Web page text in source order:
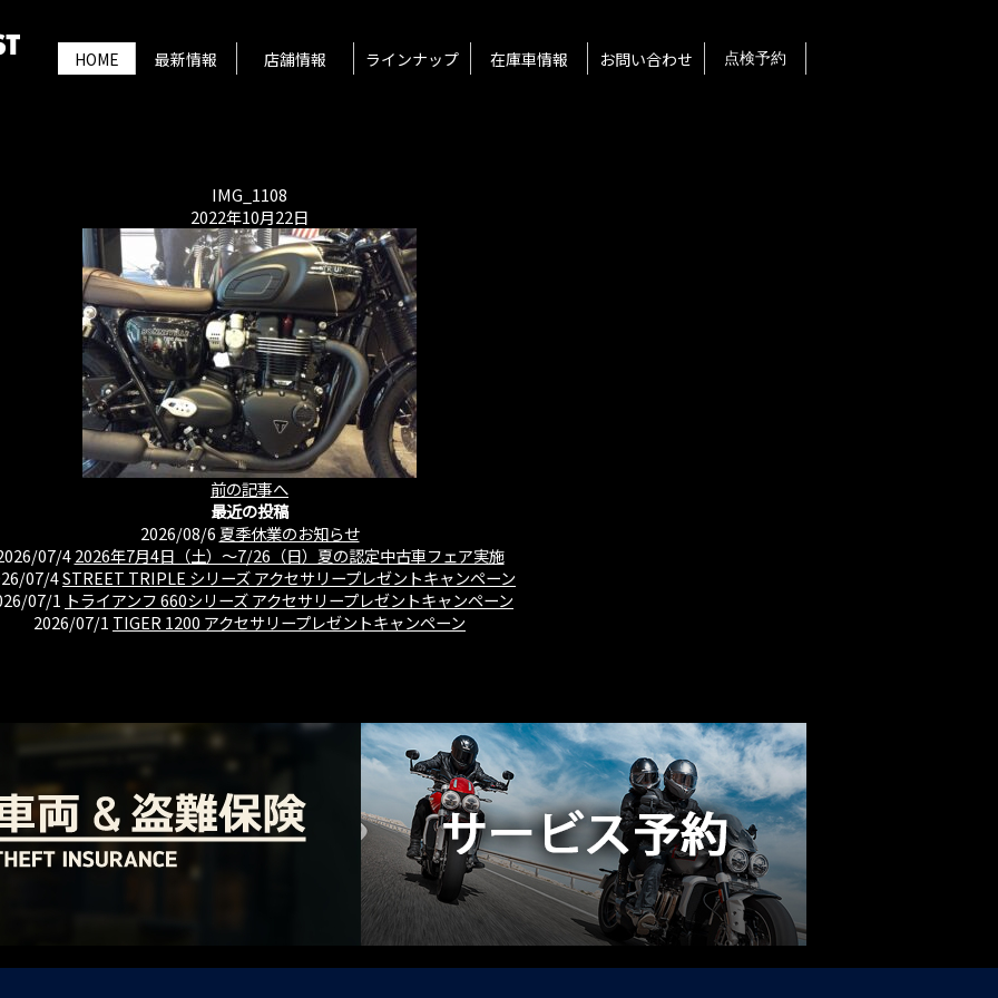
HOME 最新情報 店舗情報 ラインナップ 在庫車情報 お問い合わせ 点検予約
IMG_1108
2022年10月22日
前の記事へ
最近の投稿
2026/08/6 夏季休業のお知らせ
07/4 2026年7月4日（土）〜7/26（日）夏の認定中古車フェア実施
07/4STREET TRIPLE シリーズ アクセサリープレゼントキャンペーン
07/1 トライアンフ 660シリーズ アクセサリープレゼントキャンペーン
2026/07/1 TIGER 1200 アクセサリープレゼントキャンペーン